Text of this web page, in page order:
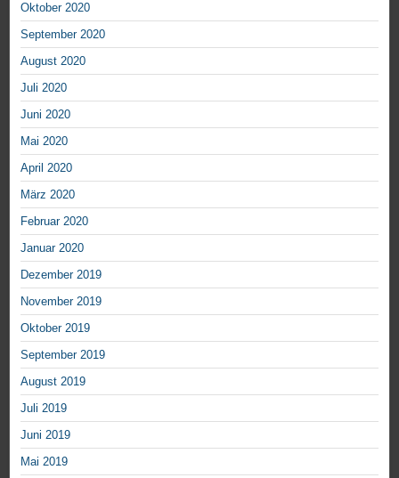
Oktober 2020
September 2020
August 2020
Juli 2020
Juni 2020
Mai 2020
April 2020
März 2020
Februar 2020
Januar 2020
Dezember 2019
November 2019
Oktober 2019
September 2019
August 2019
Juli 2019
Juni 2019
Mai 2019